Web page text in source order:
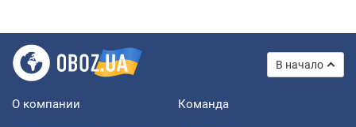
В начало
О компании Команда